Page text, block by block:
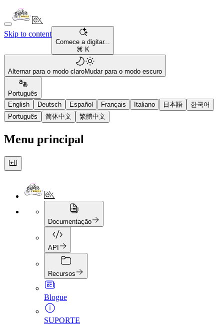
Skip to content
Comece a digitar...
⌘ K
Alternar para o modo claroMudar para o modo escuro
Português
English
Deutsch Español Français Italiano 日本語
한국어
Português
简体中文 繁體中文
Menu principal
Documentação
API
Recursos
Blogue
SUPORTE